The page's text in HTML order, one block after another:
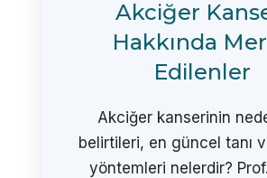
Akciğer
Hakkında
Edilenler
Akciğer kanserinin
belirtileri, en güncel tanı
yöntemleri nelerdir?